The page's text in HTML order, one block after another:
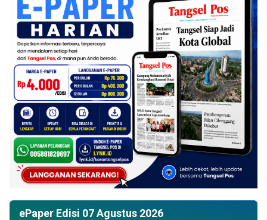
ePaper Edisi 07 Agustus 2026